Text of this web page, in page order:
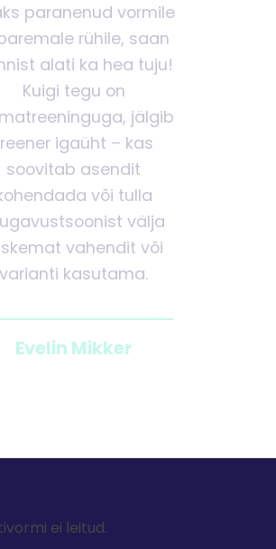
paranenud vormile
rühile, saan
alati ka hea tuju!
Kuigi tegu on
jälgib
igaüht – kas
soovitab asendit
või tulla
välja
vahendit või
varianti kasutama.
Evelin Mikker
ei leitud.